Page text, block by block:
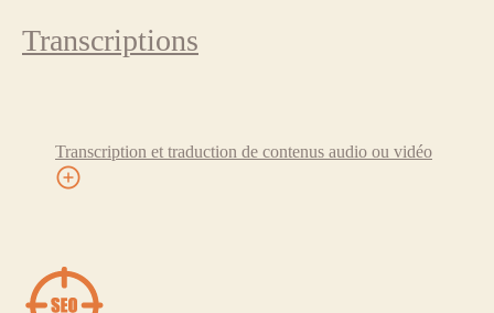
Transcriptions
Transcription et traduction de contenus audio ou vidéo